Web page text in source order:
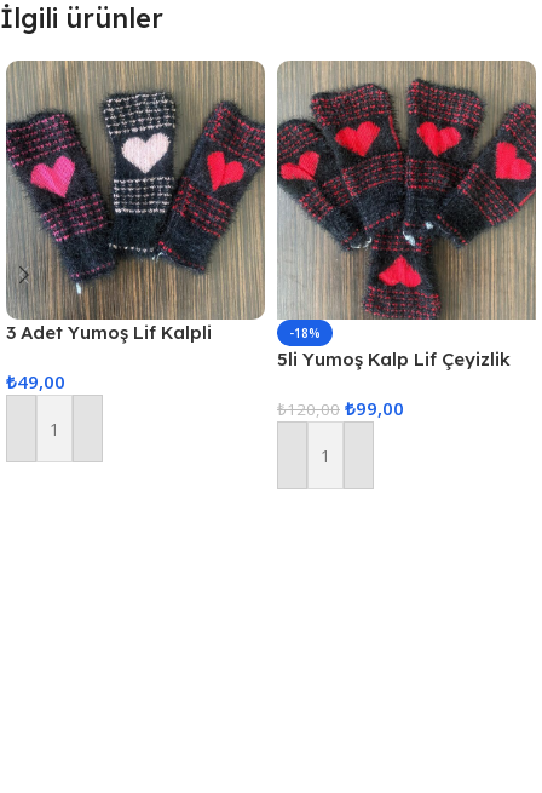
İlgili ürünler
3 Adet Yumoş Lif Kalpli
₺49,00
Sepete Ekle
-18%
5li Yumoş Kalp Lif Çeyizlik
₺120,00 ₺99,00
Sepete Ekle